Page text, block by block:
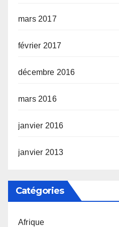
mars 2017
février 2017
décembre 2016
mars 2016
janvier 2016
janvier 2013
Catégories
Afrique